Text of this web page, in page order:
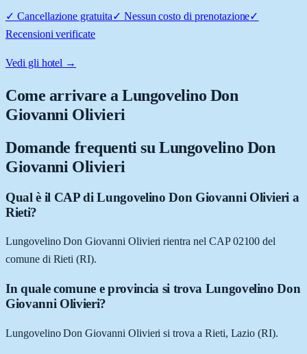
✓ Cancellazione gratuita✓ Nessun costo di prenotazione✓
Recensioni verificate
Vedi gli hotel →
Come arrivare aLungovelino Don
Giovanni Olivieri
Domande frequenti su Lungovelino Don
Giovanni Olivieri
Qual è il CAP di Lungovelino Don Giovanni Olivieri a
Rieti?
Lungovelino Don Giovanni Olivieri rientra nel CAP 02100 del
comune di Rieti (RI).
In quale comune e provincia si trova Lungovelino Don
Giovanni Olivieri?
Lungovelino Don Giovanni Olivieri si trova a Rieti, Lazio (RI).